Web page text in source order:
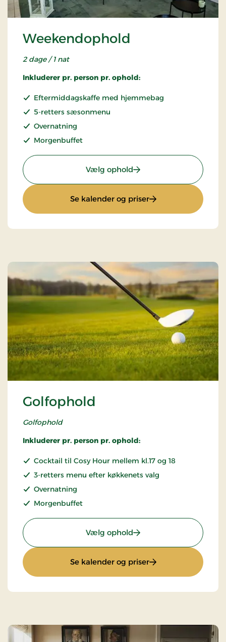
Weekendophold
2 dage / 1 nat
Inkluderer pr. person pr. ophold:
Eftermiddagskaffe med hjemmebag
5-retters sæsonmenu
Overnatning
Morgenbuffet
Vælg ophold: Weekendophold
Se kalender og priser: Weekendophold
Golfophold
Golfophold
Inkluderer pr. person pr. ophold:
Cocktail til Cosy Hour mellem kl.17 og 18
3-retters menu efter køkkenets valg
Overnatning
Morgenbuffet
Vælg ophold: Golfophold
Se kalender og priser: Golfophold